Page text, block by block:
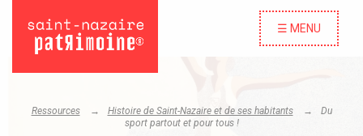
☰ MENU
Ressources Histoire de Saint-Nazaire et de ses habitants
Du
sport partout et pour tous !